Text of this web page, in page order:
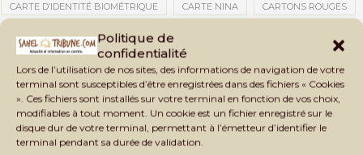
Politique de
confidentialité
Lors de l’utilisation de nos sites, des informations de navigation de votre
terminal sont susceptibles d’être enregistrées dans des fichiers « Cookies
». Ces fichiers sont installés sur votre terminal en fonction de vos choix,
modifiables à tout moment. Un cookie est un fichier enregistré sur le
disque dur de votre terminal, permettant à l’émetteur d’identifier le
terminal pendant sa durée de validation.
CARTE D’IDENTITÉ BIOMÉTRIQUE CARTE NINA CARTONS ROUGES
CATASTROPHES CLIMATIQUES
CAUTION 10 000 DOLLARS CAUTION DE VISA CDAT CECOGEC
CEDEAO CÉDÉAO CEI CÉLÉBRATION NATIONALE CEMAC
CEMAPI CEN-SNESUP CENOU CENSURE
CENTRAFRIQUE CENTRALE SOLAIRE